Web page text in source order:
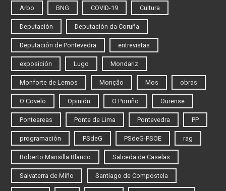
Arbo BNG COVID-19 Cultura
Deputación Deputación da Coruña
Deputación de Pontevedra entrevistas
exposición Lugo Mondariz
Monforte de Lemos Monção Mos obras
O Covelo Opinión O Porriño Ourense
Ponteareas Ponte de Lima Pontevedra PP
programación PSdeG PSdeG-PSOE rag
Roberto Mansilla Blanco Salceda de Caselas
Salvaterra de Miño Santiago de Compostela